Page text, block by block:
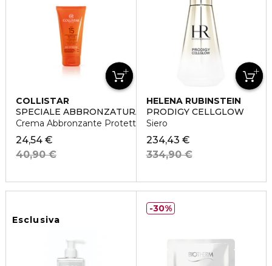
COLLISTAR
SPECIALE ABBRONZATURA PERFETTA
Crema Abbronzante Protettiva SPF15
24,54 €
40,90 €
HELENA RUBINSTEIN
PRODIGY CELLGLOW
Siero
234,43 €
334,90 €
Esclusiva
30%